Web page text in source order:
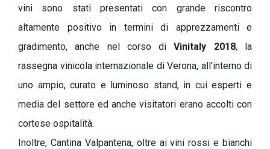
vini sono stati presentati con grande riscontro
altamente positivo in termini di apprezzamenti e
gradimento, anche nel corso diVinitaly 2018, la
rassegna vinicola internazionale di Verona, all’interno di
uno ampio, curato e luminoso stand, in cui esperti e
media del settore ed anche visitatori erano accolti con
cortese ospitalità.
Inoltre, Cantina Valpantena, oltre ai vini rossi e bianchi